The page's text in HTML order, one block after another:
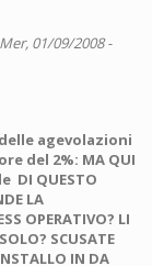
01/09/2008 -
agevolazioni
del 2%: MA QUI
DI QUESTO
LA
OPERATIVO? LI
SCUSATE
IN DA